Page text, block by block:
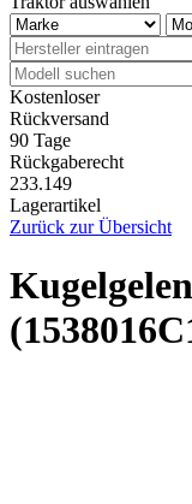
Kostenloser
Rückversand
90 Tage
Rückgaberecht
233.149
Lagerartikel
Zurück zur Übersicht